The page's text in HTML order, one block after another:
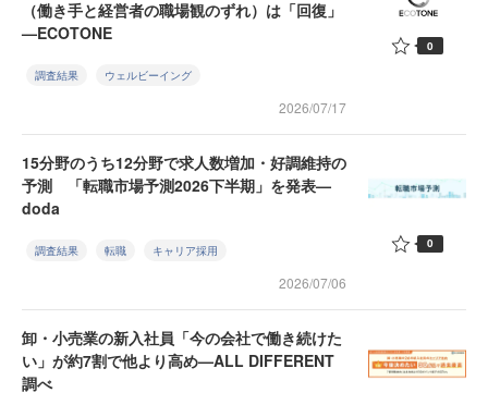
（働き手と経営者の職場観のずれ）は「回復」
—ECOTONE
調査結果 ウェルビーイング
2026/07/17
0
15分野のうち12分野で求人数増加・好調維持の
予測 「転職市場予測2026下半期」を発表—
doda
調査結果 転職 キャリア採用
2026/07/06
0
卸・小売業の新入社員「今の会社で働き続けた
い」が約7割で他より高め—ALL DIFFERENT
調べ